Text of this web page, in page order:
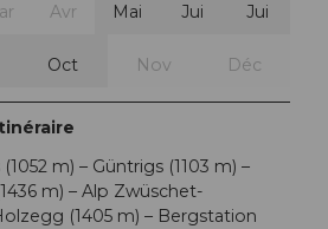
Avr Mai Jui Jui
Oct Nov Déc
m) – Güntrigs (1103 m) –
m) – Alp Zwüschet-
(1405 m) – Bergstation